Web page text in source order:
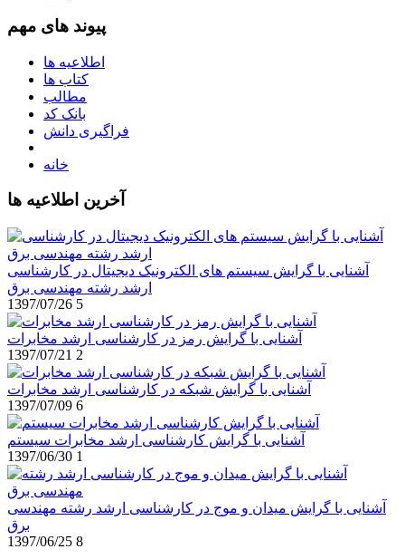
پیوند های مهم
اطلاعیه ها
کتاب ها
مطالب
بانک کد
فراگیری دانش
خانه
آخرین اطلاعیه ها
آشنایی با گرایش سیستم های الکترونیک دیجیتال در کارشناسی
ارشد رشته مهندسی برق
1397/07/26 5
آشنایی با گرایش رمز در کارشناسی ارشد مخابرات
1397/07/21 2
آشنایی با گرایش شبکه در کارشناسی ارشد مخابرات
1397/07/09 6
آشنایی با گرایش کارشناسی ارشد مخابرات سیستم
1397/06/30 1
آشنایی با گرایش میدان و موج در کارشناسی ارشد رشته مهندسی
برق
1397/06/25 8